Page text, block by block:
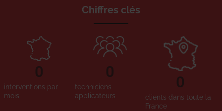
Chiffres clés
interventions par
mois
0
techniciens
applicateurs
0
clients dans toute la
France
0